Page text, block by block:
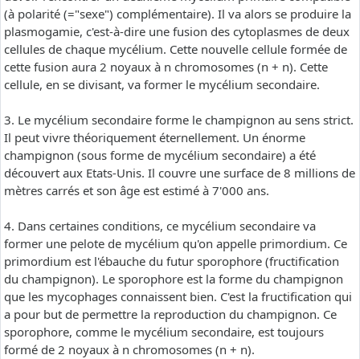
(à polarité (="sexe") complémentaire). Il va alors se produire la
plasmogamie, c'est-à-dire une fusion des cytoplasmes de deux
cellules de chaque mycélium. Cette nouvelle cellule formée de
cette fusion aura 2 noyaux à n chromosomes (n + n). Cette
cellule, en se divisant, va former le mycélium secondaire.
3. Le mycélium secondaire forme le champignon au sens strict.
Il peut vivre théoriquement éternellement. Un énorme
champignon (sous forme de mycélium secondaire) a été
découvert aux Etats-Unis. Il couvre une surface de 8 millions de
mètres carrés et son âge est estimé à 7'000 ans.
4. Dans certaines conditions, ce mycélium secondaire va
former une pelote de mycélium qu'on appelle primordium. Ce
primordium est l'ébauche du futur sporophore (fructification
du champignon). Le sporophore est la forme du champignon
que les mycophages connaissent bien. C'est la fructification qui
a pour but de permettre la reproduction du champignon. Ce
sporophore, comme le mycélium secondaire, est toujours
formé de 2 noyaux à n chromosomes (n + n).